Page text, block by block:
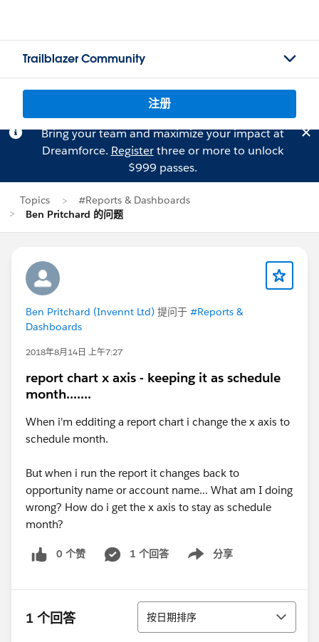
Trailblazer Community
注册
Bring your team and maximize your impact at
Dreamforce. Registerthree or more to unlock
$999 passes.
Topics
#Reports & Dashboards
Ben Pritchard 的问题
Ben Pritchard (Invennt Ltd) 提问于 #Reports &
Dashboards
2018年8月14日 上午7:27
report chart x axis - keeping it as schedule
month.......
When i'm edditing a report chart i change the x axis to
schedule month.
But when i run the report it changes back to
opportunity name or account name... What am I doing
wrong? How do i get the x axis to stay as schedule
month?
0 个赞 1 个回答 分享
Show menu
1 个回答 排序
按日期排序